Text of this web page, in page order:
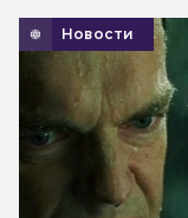
Новости